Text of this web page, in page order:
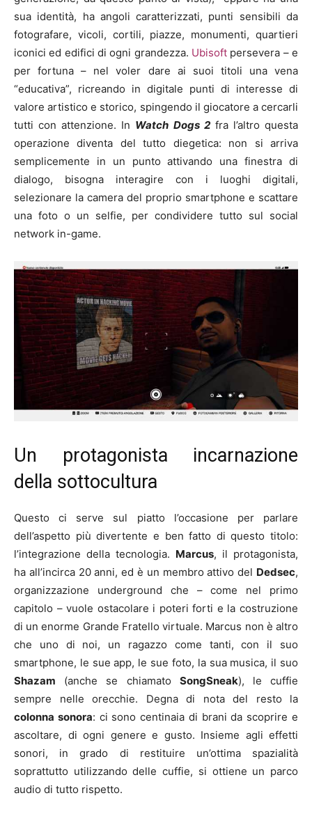
sua identità, ha angoli caratterizzati, punti sensibili da
fotografare, vicoli, cortili, piazze, monumenti, quartieri
iconici ed edifici di ogni grandezza. Ubisoft persevera – e
per fortuna – nel voler dare ai suoi titoli una vena
“educativa”, ricreando in digitale punti di interesse di
valore artistico e storico, spingendo il giocatore a cercarli
tutti con attenzione. In Watch Dogs 2 fra l’altro questa
operazione diventa del tutto diegetica: non si arriva
semplicemente in un punto attivando una finestra di
dialogo, bisogna interagire con i luoghi digitali,
selezionare la camera del proprio smartphone e scattare
una foto o un selfie, per condividere tutto sul social
network in-game.
Un protagonista incarnazione
della sottocultura
Questo ci serve sul piatto l’occasione per parlare
dell’aspetto più divertente e ben fatto di questo titolo:
l’integrazione della tecnologia. Marcus, il protagonista,
ha all’incirca 20 anni, ed è un membro attivo del Dedsec,
organizzazione underground che – come nel primo
capitolo – vuole ostacolare i poteri forti e la costruzione
di un enorme Grande Fratello virtuale. Marcus non è altro
che uno di noi, un ragazzo come tanti, con il suo
smartphone, le sue app, le sue foto, la sua musica, il suo
Shazam (anche se chiamato SongSneak), le cuffie
sempre nelle orecchie. Degna di nota del resto la
colonna sonora: ci sono centinaia di brani da scoprire e
ascoltare, di ogni genere e gusto. Insieme agli effetti
sonori, in grado di restituire un’ottima spazialità
soprattutto utilizzando delle cuffie, si ottiene un parco
audio di tutto rispetto.